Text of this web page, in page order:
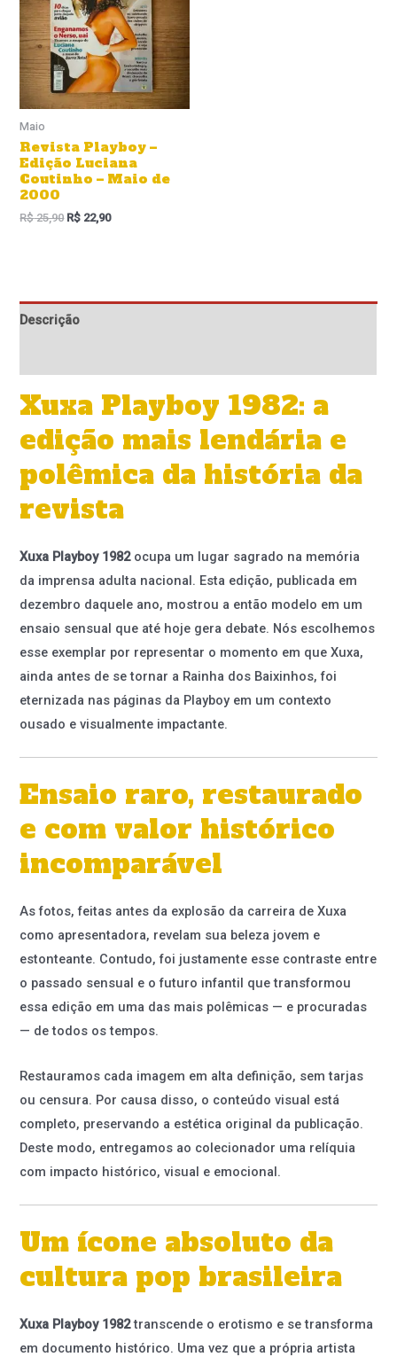
Maio
Revista Playboy –
Edição Luciana
Coutinho – Maio de
2000
R$25,90
R$ 25,90.
R$ 22,90
R$ 22,90.
Descrição
Xuxa Playboy 1982: a
edição mais lendária e
polêmica da história da
revista
Xuxa Playboy 1982ocupa um lugar sagrado na memória
da imprensa adulta nacional. Esta edição, publicada em
dezembro daquele ano, mostrou a então modelo em um
ensaio sensual que até hoje gera debate. Nós escolhemos
esse exemplar por representar o momento em que Xuxa,
ainda antes de se tornar a Rainha dos Baixinhos, foi
eternizada nas páginas da Playboy em um contexto
ousado e visualmente impactante.
Ensaio raro, restaurado
e com valor histórico
incomparável
As fotos, feitas antes da explosão da carreira de Xuxa
como apresentadora, revelam sua beleza jovem e
estonteante. Contudo, foi justamente esse contraste entre
o passado sensual e o futuro infantil que transformou
essa edição em uma das mais polêmicas — e procuradas
— de todos os tempos.
Restauramos cada imagem em alta definição, sem tarjas
ou censura. Por causa disso, o conteúdo visual está
completo, preservando a estética original da publicação.
Deste modo, entregamos ao colecionador uma relíquia
com impacto histórico, visual e emocional.
Um ícone absoluto da
cultura pop brasileira
Xuxa Playboy 1982transcende o erotismo e se transforma
em documento histórico. Uma vez que a própria artista